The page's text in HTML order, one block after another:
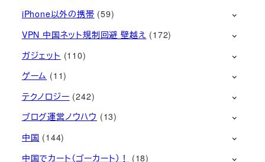
iPhone以外の携帯 (59)
VPN 中国ネット規制回避 壁越え (172)
ガジェット (110)
ゲーム (11)
テクノロジー (242)
ブログ運営ノウハウ (13)
中国 (144)
中国でカート（ゴーカート）！
(18)